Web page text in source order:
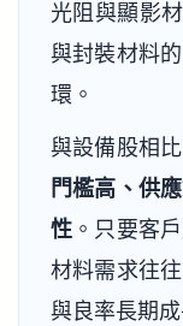
光阻與顯影
與封裝材料
環。
與設備股相
門檻高、供
性 。只要客
材料需求往
與良率長期成